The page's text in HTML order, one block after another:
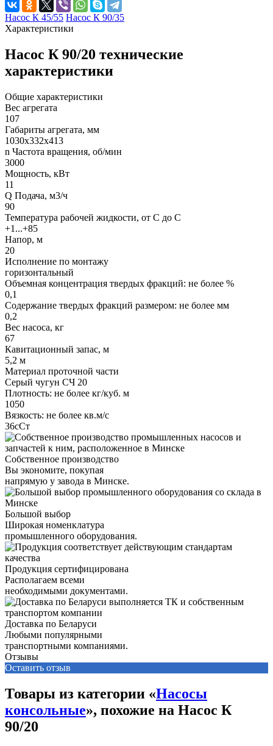
Насос К 45/55 Насос К 90/35
Характеристики
Насос К 90/20 технические
характеристики
Общие характеристики
Вес агрегата
107
Габариты агрегата, мм
1030х332х413
n Частота вращения, об/мин
3000
Мощность, кВт
11
Q Подача, м3/ч
90
Температура рабочей жидкости, от С до С
+1...+85
Напор, м
20
Исполнение по монтажу
горизонтальный
Объемная концентрация твердых фракций: не более %
0,1
Содержание твердых фракций размером: не более мм
0,2
Вес насоса, кг
67
Кавитационный запас, м
5,2 м
Материал проточной части
Серый чугун СЧ 20
Плотность: не более кг/куб. м
1050
Вязкость: не более кв.м/с
36сСт
Собственное производство
Вы экономите, покупая
напрямую у завода в Минске.
Большой выбор
Широкая номенклатура
промышленного оборудования.
Продукция сертифицирована
Располагаем всеми
необходимыми документами.
Доставка по Беларуси
Любыми популярными
транспортными компаниями.
Отзывы
Оставить отзыв
Товары из категории «Насосы
консольные», похожие на Насос К
90/20